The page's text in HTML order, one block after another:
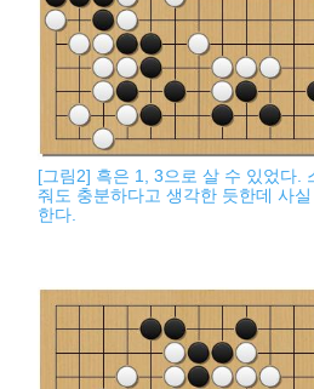
[그림2] 흑은 1, 3으로 살 수 있었다.
줘도 충분하다고 생각한 듯한데 사
한다.